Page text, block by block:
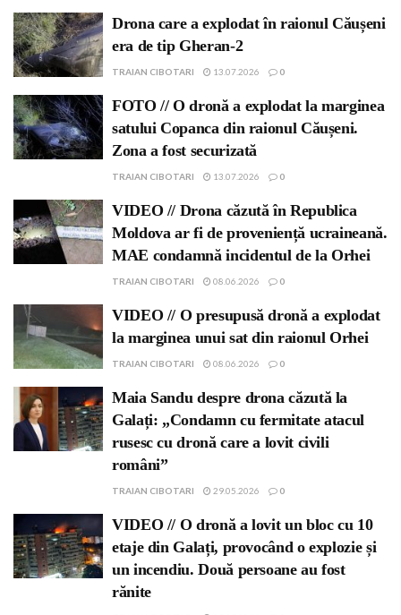
Drona care a explodat în raionul Căușeni
era de tip Gheran-2
TRAIAN CIBOTARI 13.07.2026 0
FOTO // O dronă a explodat la marginea
satului Copanca din raionul Căușeni.
Zona a fost securizată
TRAIAN CIBOTARI 13.07.2026 0
VIDEO // Drona căzută în Republica
Moldova ar fi de proveniență ucraineană.
MAE condamnă incidentul de la Orhei
TRAIAN CIBOTARI 08.06.2026 0
VIDEO // O presupusă dronă a explodat
la marginea unui sat din raionul Orhei
TRAIAN CIBOTARI 08.06.2026 0
Maia Sandu despre drona căzută la
Galați: „Condamn cu fermitate atacul
rusesc cu dronă care a lovit civili
români”
TRAIAN CIBOTARI 29.05.2026 0
VIDEO // O dronă a lovit un bloc cu 10
etaje din Galați, provocând o explozie și
un incendiu. Două persoane au fost
rănite